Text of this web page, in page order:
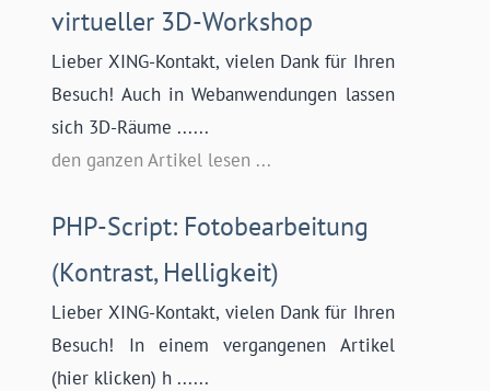
virtueller 3D-Workshop
Lieber XING-Kontakt, vielen Dank für Ihren
Besuch! Auch in Webanwendungen lassen
sich 3D-Räume ......
den ganzen Artikel lesen ...
PHP-Script: Fotobearbeitung
(Kontrast, Helligkeit)
Lieber XING-Kontakt, vielen Dank für Ihren
Besuch! In einem vergangenen Artikel
(hier klicken) h ......